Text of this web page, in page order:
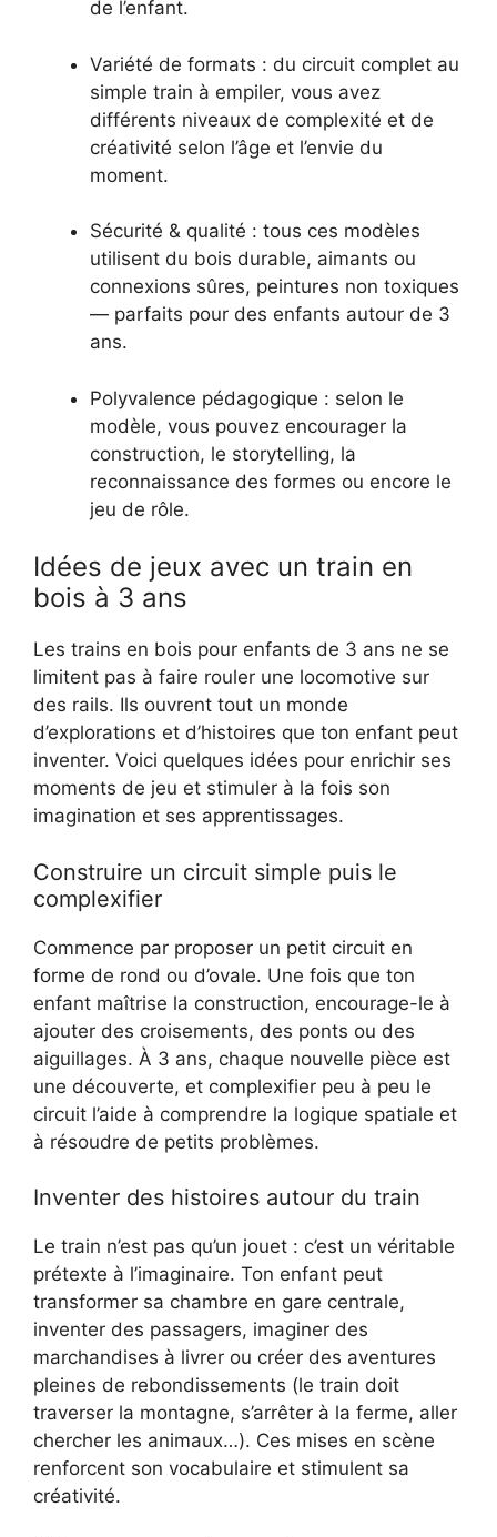
de l’enfant.
Variété de formats : du circuit complet au
simple train à empiler, vous avez
différents niveaux de complexité et de
créativité selon l’âge et l’envie du
moment.
Sécurité & qualité : tous ces modèles
utilisent du bois durable, aimants ou
connexions sûres, peintures non toxiques
— parfaits pour des enfants autour de 3
ans.
Polyvalence pédagogique : selon le
modèle, vous pouvez encourager la
construction, le storytelling, la
reconnaissance des formes ou encore le
jeu de rôle.
Idées de jeux avec un train en
bois à 3 ans
Les trains en bois pour enfants de 3 ans ne se
limitent pas à faire rouler une locomotive sur
des rails. Ils ouvrent tout un monde
d’explorations et d’histoires que ton enfant peut
inventer. Voici quelques idées pour enrichir ses
moments de jeu et stimuler à la fois son
imagination et ses apprentissages.
Construire un circuit simple puis le
complexifier
Commence par proposer un petit circuit en
forme de rond ou d’ovale. Une fois que ton
enfant maîtrise la construction, encourage-le à
ajouter des croisements, des ponts ou des
aiguillages. À 3 ans, chaque nouvelle pièce est
une découverte, et complexifier peu à peu le
circuit l’aide à comprendre la logique spatiale et
à résoudre de petits problèmes.
Inventer des histoires autour du train
Le train n’est pas qu’un jouet : c’est un véritable
prétexte à l’imaginaire. Ton enfant peut
transformer sa chambre en gare centrale,
inventer des passagers, imaginer des
marchandises à livrer ou créer des aventures
pleines de rebondissements (le train doit
traverser la montagne, s’arrêter à la ferme, aller
chercher les animaux…). Ces mises en scène
renforcent son vocabulaire et stimulent sa
créativité.